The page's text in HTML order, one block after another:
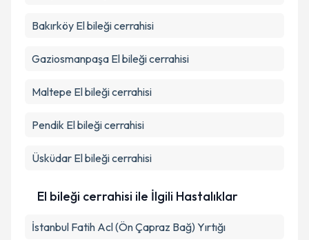
Bakırköy El bileği cerrahisi
Gaziosmanpaşa El bileği cerrahisi
Maltepe El bileği cerrahisi
Pendik El bileği cerrahisi
Üsküdar El bileği cerrahisi
El bileği cerrahisi ile İlgili Hastalıklar
İstanbul Fatih Acl (Ön Çapraz Bağ) Yırtığı